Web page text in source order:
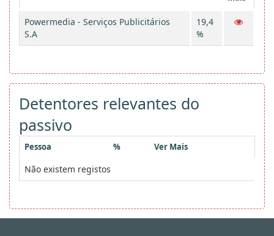
Powermedia - Serviços Publicitários
S.A
19,4
%
Detentores relevantes do
passivo
Pessoa % Ver Mais
Não existem registos